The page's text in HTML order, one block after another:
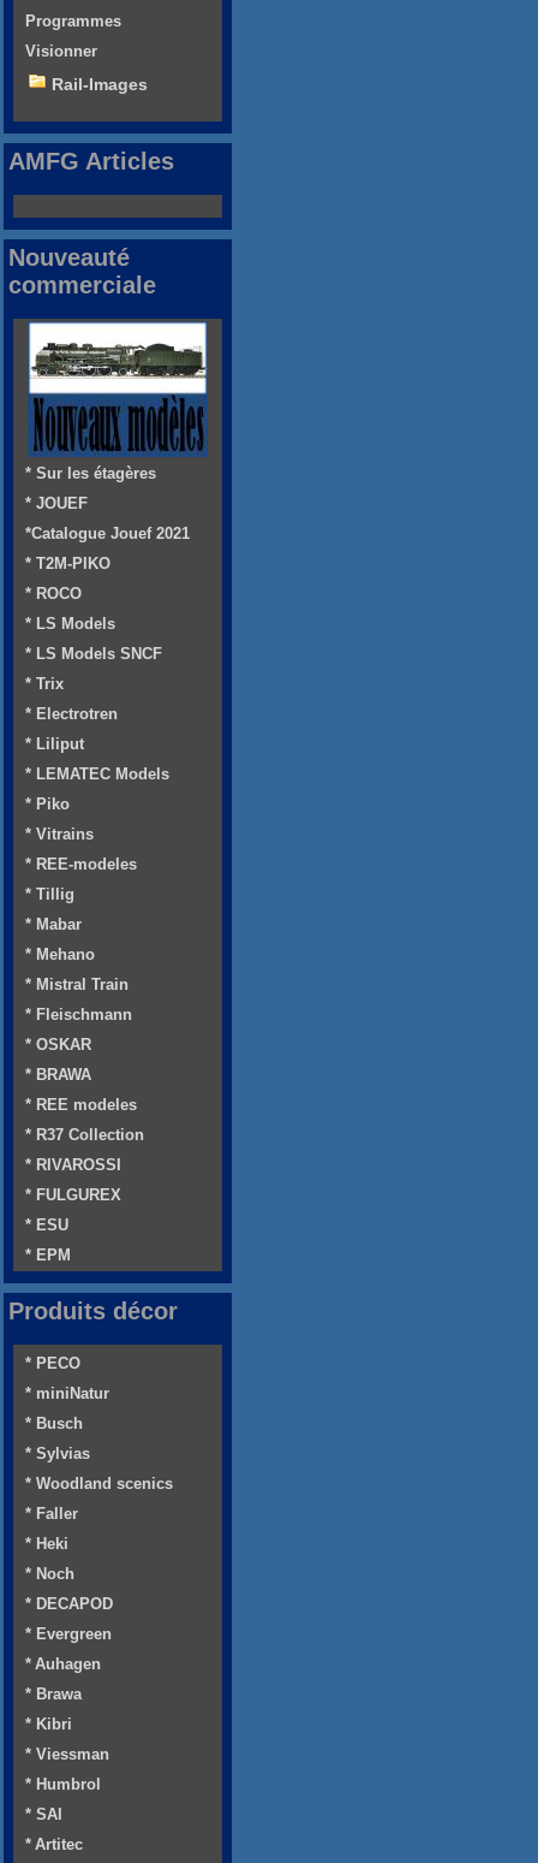
Programmes
Visionner
Rail-Images
AMFG Articles
Nouveauté
commerciale
* Sur les étagères
* JOUEF
*Catalogue Jouef 2021
* T2M-PIKO
* ROCO
* LS Models
* LS Models SNCF
* Trix
* Electrotren
* Liliput
* LEMATEC Models
* Piko
* Vitrains
* REE-modeles
* Tillig
* Mabar
* Mehano
* Mistral Train
* Fleischmann
* OSKAR
* BRAWA
* REE modeles
* R37 Collection
* RIVAROSSI
* FULGUREX
* ESU
* EPM
Produits décor
* PECO
* miniNatur
* Busch
* Sylvias
* Woodland scenics
* Faller
* Heki
* Noch
* DECAPOD
* Evergreen
* Auhagen
* Brawa
* Kibri
* Viessman
* Humbrol
* SAI
* Artitec